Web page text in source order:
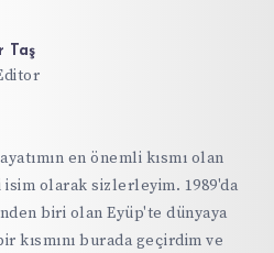
Taş
en önemli kısmı olan
olarak sizlerleyim. 1989'da
biri olan Eyüp'te dünyaya
kısmını burada geçirdim ve